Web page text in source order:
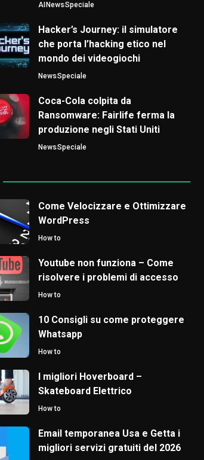
AINewsSpeciale
Hacker’s Journey: il simulatore
che porta l’hacking etico nel
mondo dei videogiochi
NewsSpeciale
Coca-Cola colpita da
Ransomware: Fairlife ferma la
produzione negli Stati Uniti
NewsSpeciale
Come Velocizzare e Ottimizzare
WordPress
How to
Youtube non funziona – Come
risolvere i problemi di accesso
How to
10 Consigli su come proteggere
Whatsapp
How to
I migliori Hoverboard –
Skateboard Elettrico
How to
Email temporanea Usa e Getta i
migliori servizi gratuiti del 2026